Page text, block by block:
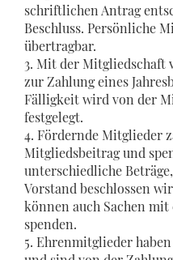
schriftlichen Antrag
Beschluss. Persönliche
übertragbar.
3. Mit der Mitgliedschaft
zur Zahlung eines
Fälligkeit wird von der
festgelegt.
4. Fördernde Mitglieder
Mitgliedsbeitrag und
unterschiedliche
Vorstand beschlossen
können auch Sachen
spenden.
5. Ehrenmitglieder